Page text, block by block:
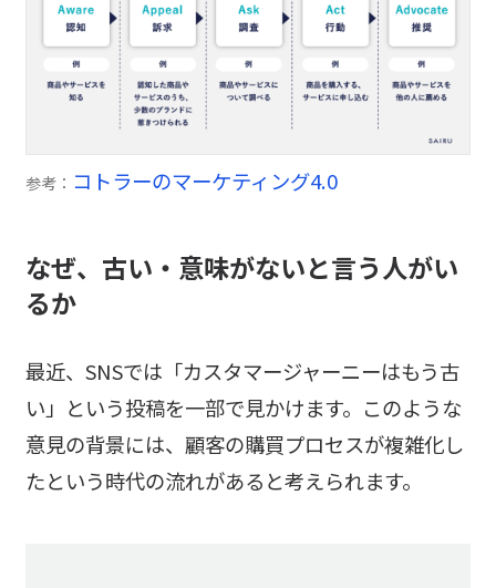
参考： コトラーのマーケティング4.0
なぜ、古い・意味がないと言う人がい
るか
最近、SNSでは「カスタマージャーニーはもう古
い」という投稿を一部で見かけます。このような
意見の背景には、顧客の購買プロセスが複雑化し
たという時代の流れがあると考えられます。